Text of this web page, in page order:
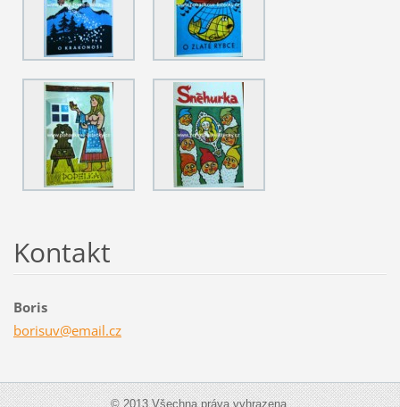
Kontakt
Boris
borisuv@email.cz
© 2013 Všechna práva vyhrazena.